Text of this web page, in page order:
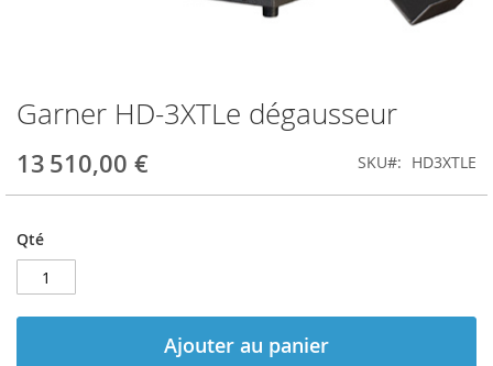
Garner HD-3XTLe dégausseur
13 510,00 € SKU HD3XTLE
Qté
Ajouter au panier
Skip
to
the
beginning
of
images
gallery